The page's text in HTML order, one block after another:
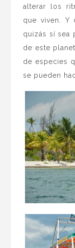
alterar los
que viven. Y
quizás sí sea
de este
de especies
se pueden